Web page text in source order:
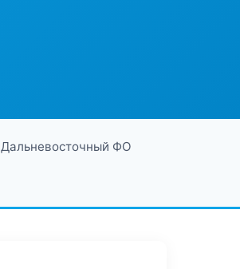
Дальневосточный ФО